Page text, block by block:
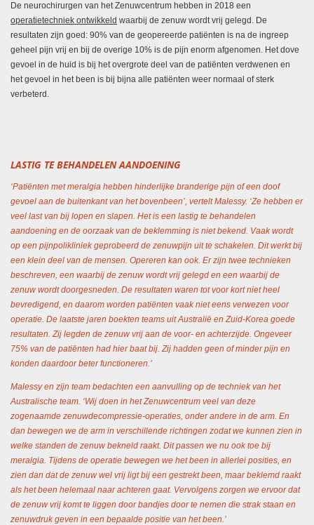
De neurochirurgen van het Zenuwcentrum hebben in 2018 een
operatietechniek ontwikkeld waarbij de zenuw wordt vrij gelegd. De
resultaten zijn goed: 90% van de geopereerde patiënten is na de ingreep
geheel pijn vrij en bij de overige 10% is de pijn enorm afgenomen. Het dove
gevoel in de huid is bij het overgrote deel van de patiënten verdwenen en
het gevoel in het been is bij bijna alle patiënten weer normaal of sterk
verbeterd.
LASTIG TE BEHANDELEN AANDOENING
‘Patiënten met meralgia hebben hinderlijke branderige pijn of een doof
gevoel aan de buitenkant van het bovenbeen’, vertelt Malessy. ‘Ze hebben er
veel last van bij lopen en slapen. Het is een lastig te behandelen
aandoening en de oorzaak van de beklemming is niet bekend. Vaak wordt
op een pijnpolikliniek geprobeerd de zenuwpijn uit te schakelen. Dit werkt bij
een klein deel van de mensen. Opereren kan ook. Er zijn twee technieken
beschreven, een waarbij de zenuw wordt vrij gelegd en een waarbij de
zenuw wordt doorgesneden. De resultaten waren tot voor kort niet heel
bevredigend, en daarom worden patiënten vaak niet eens verwezen voor
operatie. De laatste jaren boekten teams uit Australië en Zuid-Korea goede
resultaten. Zij legden de zenuw vrij aan de voor- en achterzijde. Ongeveer
75% van de patiënten had hier baat bij. Zij hadden geen of minder pijn en
konden daardoor beter functioneren.’
Malessy en zijn team bedachten een aanvulling op de techniek van het
Australische team. ‘Wij doen in het Zenuwcentrum veel van deze
zogenaamde zenuwdecompressie-operaties, onder andere in de arm. En
dan bewegen we de arm in verschillende richtingen zodat we kunnen zien in
welke standen de zenuw bekneld raakt. Dit passen we nu ook toe bij
meralgia. Tijdens de operatie bewegen we het been in allerlei posities, en
zien dan dat de zenuw wel vrij ligt bij een gestrekt been, maar beklemd raakt
als het been helemaal naar achteren gaat. Vervolgens zorgen we ervoor dat
de zenuw vrij komt te liggen door bandjes door te nemen die strak staan en
zenuwdruk geven in een bepaalde positie van het been.’